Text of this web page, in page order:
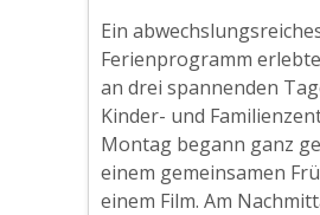
Ein
Ferienprogramm
an drei spannenden
Kinder- und
Montag begann ganz
einem gemeinsamen
einem Film. Am